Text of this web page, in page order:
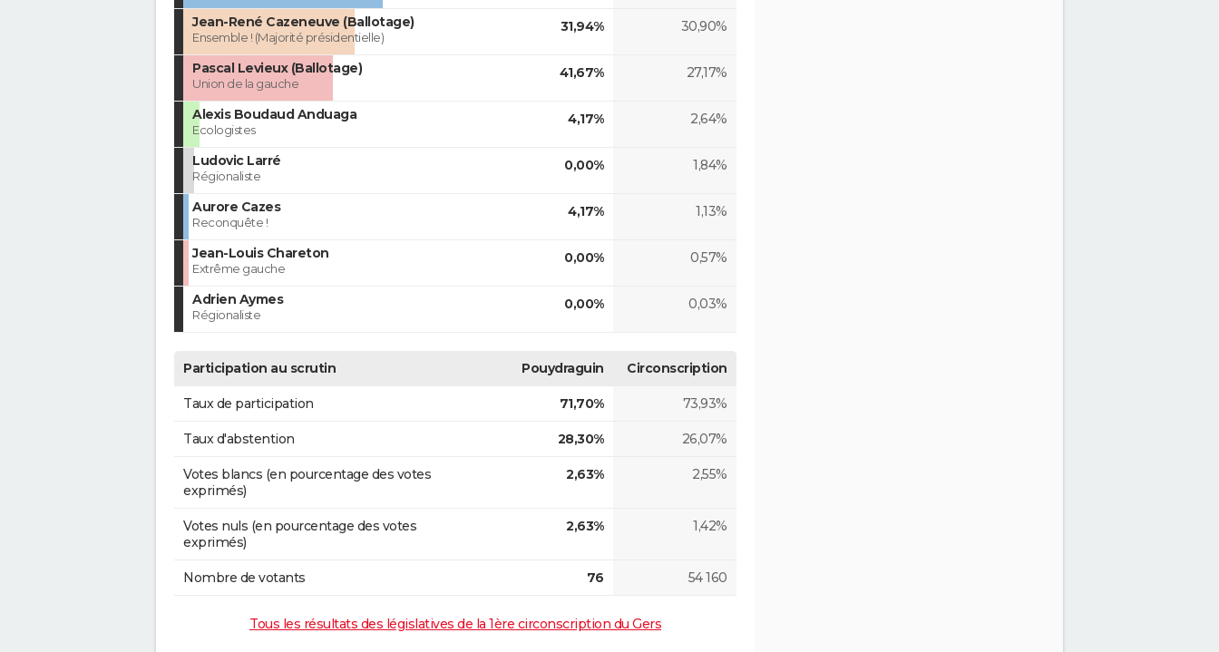
Jean-René Cazeneuve (Ballotage)
Ensemble ! (Majorité présidentielle)
31,94% 30,90%
Pascal Levieux (Ballotage)
Union de la gauche
41,67% 27,17%
Alexis Boudaud Anduaga
Ecologistes
4,17% 2,64%
Ludovic Larré
Régionaliste
0,00% 1,84%
Aurore Cazes
Reconquête !
4,17% 1,13%
Jean-Louis Chareton
Extrême gauche
0,00% 0,57%
Adrien Aymes
Régionaliste
0,00% 0,03%
Participation au scrutin Pouydraguin Circonscription
Taux de participation 71,70% 73,93%
Taux d'abstention 28,30% 26,07%
Votes blancs (en pourcentage des votes
exprimés)
2,63% 2,55%
Votes nuls (en pourcentage des votes
exprimés)
2,63% 1,42%
Nombre de votants 76 54 160
Tous les résultats des législatives de la 1ère circonscription du Gers